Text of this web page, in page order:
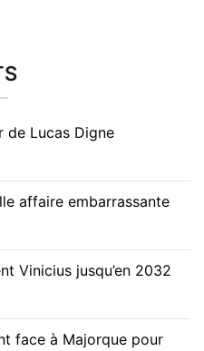
de Lucas Digne
affaire embarrassante
Vinicius jusqu’en 2032
face à Majorque pour